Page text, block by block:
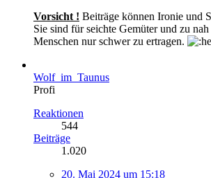
Vorsicht ! Beiträge können Ironie und
Sie sind für seichte Gemüter und zu nah
Menschen nur schwer zu ertragen.
Wolf_im_Taunus
Profi
Reaktionen
544
Beiträge
1.020
20. Mai 2024 um 15:18